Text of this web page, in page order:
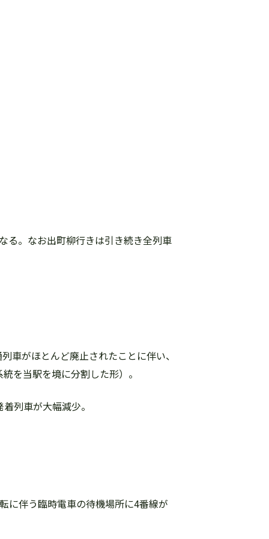
る。なお出町柳行きは引き続き全列車
車がほとんど廃止されたことに伴い、
を当駅を境に分割した形）。
列車が大幅減少。
に伴う臨時電車の待機場所に4番線が